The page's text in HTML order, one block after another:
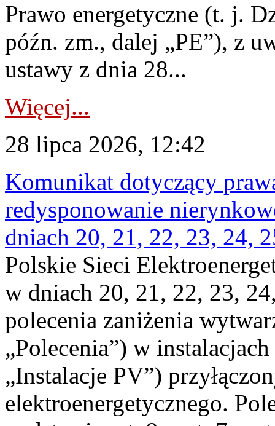
Prawo energetyczne (t. j.
późn. zm., dalej „PE”), z
ustawy z dnia 28...
Więcej...
28 lipca 2026, 12:42
Komunikat dotyczący
redysponowanie
dniach 20, 21, 22, 23, 24,
Polskie Sieci
w dniach 20, 21, 22, 23,
polecenia zaniżenia
„Polecenia”) w
„Instalacje PV”)
elektroenergetycznego.